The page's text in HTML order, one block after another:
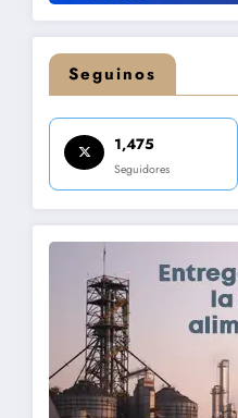
Seguinos
1,475
Seguidores